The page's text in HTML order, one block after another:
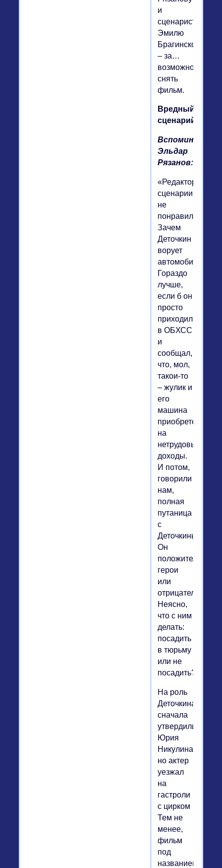
и
сценаристу
Эмилю
Брагинскому
– за…
возможность
снять
фильм.
Вредный
сценарий
Вспоминает
Эльдар
Рязанов:
«Редакторам
сценарии
не
понравился.
Зачем
Деточкин
ворует
автомобили?
Гораздо
лучше,
если б он
просто
приходил
в ОБХСС
и
сообщал,
что, мол,
такои-то
– жулик и
его
машина
приобретена
на
нетрудовые
доходы.
И потом,
говорили
нам,
полная
путаница
с
Деточкиным.
Он
положительный
герои
или
отрицательный?
Неясно,
что с ним
делать:
посадить
в тюрьму
или не
посадить?»
На роль
Деточкина
сначала
утвердили
Юрия
Никулина,
но актер
уезжал
на
гастроли
с цирком
Тем не
менее,
фильм
под
названием